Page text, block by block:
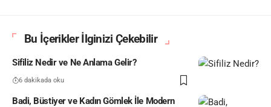
Bu İçerikler İlginizi Çekebilir
Sifiliz Nedir ve Ne Anlama Gelir?
6 dakikada oku
Badi, Büstiyer ve Kadın Gömlek İle Modern